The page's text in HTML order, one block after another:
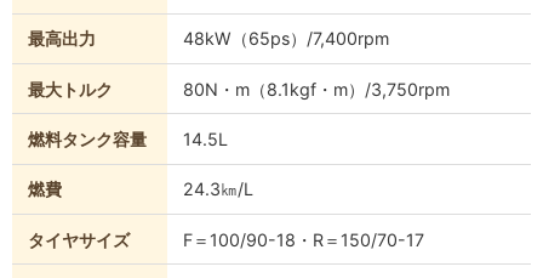
最高出力 48kW（65ps）/7,400rpm
最大トルク 80N・m（8.1kgf・m）/3,750rpm
燃料タンク容量 14.5L
燃費 24.3㎞/L
タイヤサイズ F＝100/90-18・R＝150/70-17